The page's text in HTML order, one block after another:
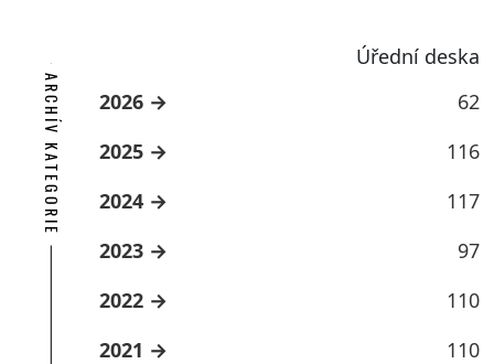
Úřední deska
ARCHÍV KATEGORIE 2026
62
2025
116
2024
117
2023
97
2022
110
2021
110